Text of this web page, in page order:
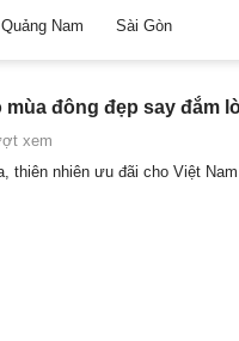
Quảng Nam Sài Gòn
đông đẹp say đắm
xem
thiên nhiên ưu đãi cho Việt